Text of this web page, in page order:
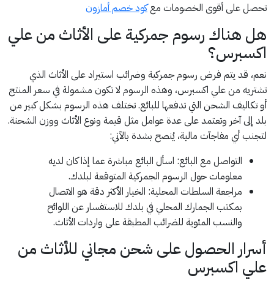
تحصل على أقوى الخصومات معكود خصم أمازون
هل هناك رسوم جمركية على الأثاث من علي
اكسبرس؟
نعم، قد يتم فرض رسوم جمركية وضرائب استيراد على الأثاث الذي
تشتريه من علي اكسبرس، وهذه الرسوم لا تكون مشمولة في سعر المنتج
أو تكاليف الشحن التي تدفعها للبائع. تختلف هذه الرسوم بشكل كبير من
بلد إلى آخر وتعتمد على عدة عوامل مثل قيمة ونوع الأثاث ووزن الشحنة.
لتجنب أي مفاجآت مالية، يُنصح بشدة بالآتي:
التواصل مع البائع: اسأل البائع مباشرة عما إذا كان لديه
معلومات حول الرسوم الجمركية المتوقعة لبلدك.
مراجعة السلطات المحلية: الخيار الأكثر دقة هو الاتصال
بمكتب الجمارك المحلي في بلدك للاستفسار عن اللوائح
والنسب المئوية للضرائب المطبقة على واردات الأثاث.
أسرار الحصول على شحن مجاني للأثاث من
علي اكسبرس